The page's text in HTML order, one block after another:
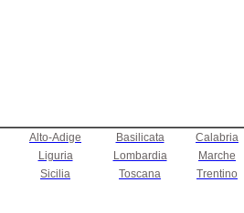
Alto-Adige Basilicata
Calabria
Liguria Lombardia
Marche
Sicilia Toscana Trentino